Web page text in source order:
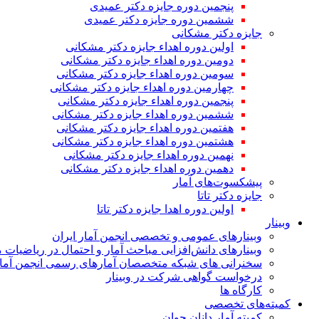
پنجمین دوره جایزه دکتر عمیدی
ششمین دوره جایزه دکتر عمیدی
جایزه دکتر مشکانی
اولین دوره اهداء جایزه دکتر مشکانی
دومین دوره اهداء جایزه دکتر مشکانی
سومین دوره اهداء جایزه دکتر مشکانی
چهارمین دوره اهداء جایزه دکتر مشکانی
پنجمین دوره اهداء جایزه دکتر مشکانی
ششمین دوره اهداء جایزه دکتر مشکانی
هفتمین دوره اهداء جایزه دکتر مشکانی
هشتمین دوره اهداء جایزه دکتر مشکانی
نهمین دوره اهداء جایزه دکتر مشکانی
دهمین دوره اهداء جایزه دکتر مشکانی
پیشکسوت‌های آمار
جایزه دکتر تاتا
اولین دوره اهدا جایزه دکتر تاتا
وبینار
وبینارهای عمومی و تخصصی انجمن آمار ایران
وبینارهای دانش‌افزایی مباحث آمار و احتمال در
سخنرانی های شبکه متخصصان آمارهای رسمی انجمن
درخواست گواهی شرکت در وبینار
کارگاه ها
کمیته‌های تخصصی